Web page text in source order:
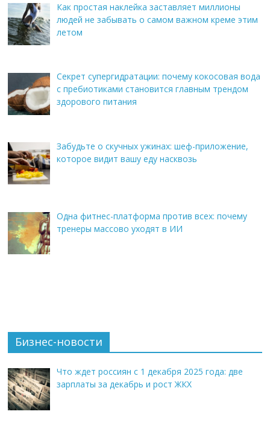
Как простая наклейка заставляет миллионы
людей не забывать о самом важном креме этим
летом
Секрет супергидратации: почему кокосовая вода
с пребиотиками становится главным трендом
здорового питания
Забудьте о скучных ужинах: шеф-приложение,
которое видит вашу еду насквозь
Одна фитнес-платформа против всех: почему
тренеры массово уходят в ИИ
Бизнес-новости
Что ждет россиян с 1 декабря 2025 года: две
зарплаты за декабрь и рост ЖКХ